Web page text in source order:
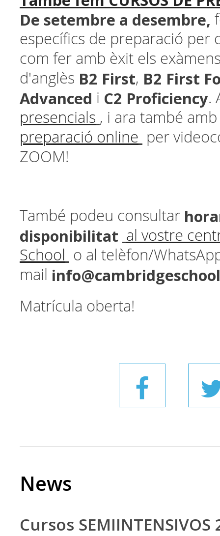
De setembre a desembre,
específics de preparació per
com fer amb èxit els
d'anglès B2 First, B2 First
Advanced i C2 Proficiency.
presencials , i ara també
preparació online per
ZOOM!
També podeu consultar
disponibilitat al vostre
School
o al telèfon/
mail
Matrícula oberta!
News
Cursos SEMIINTENSIVOS